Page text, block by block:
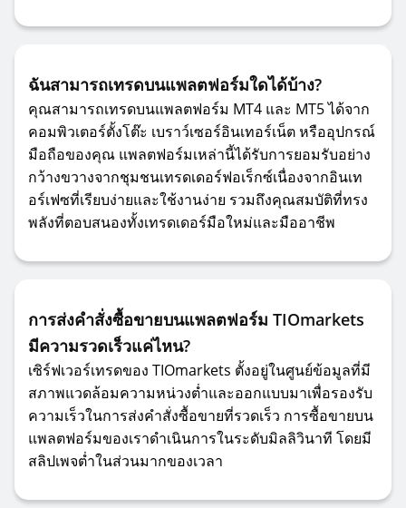
ฉันสามารถเทรดบนแพลตฟอร์มใดได้บ้าง?
คุณสามารถเทรดบนแพลตฟอร์ม MT4 และ MT5 ได้จาก
คอมพิวเตอร์ตั้งโต๊ะ เบราว์เซอร์อินเทอร์เน็ต หรืออุปกรณ์
มือถือของคุณ แพลตฟอร์มเหล่านี้ได้รับการยอมรับอย่าง
กว้างขวางจากชุมชนเทรดเดอร์ฟอเร็กซ์เนื่องจากอินเท
อร์เฟซที่เรียบง่ายและใช้งานง่าย รวมถึงคุณสมบัติที่ทรง
พลังที่ตอบสนองทั้งเทรดเดอร์มือใหม่และมืออาชีพ
การส่งคำสั่งซื้อขายบนแพลตฟอร์ม TIOmarkets
มีความรวดเร็วแค่ไหน?
เซิร์ฟเวอร์เทรดของ TIOmarkets ตั้งอยู่ในศูนย์ข้อมูลที่มี
สภาพแวดล้อมความหน่วงต่ำและออกแบบมาเพื่อรองรับ
ความเร็วในการส่งคำสั่งซื้อขายที่รวดเร็ว การซื้อขายบน
แพลตฟอร์มของเราดำเนินการในระดับมิลลิวินาที โดยมี
สลิปเพจต่ำในส่วนมากของเวลา